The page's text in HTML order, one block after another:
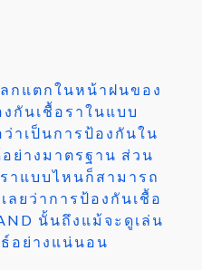
กแตกในหน้าฝนของ
กันเชื้อราในแบบ
ว่าเป็นการป้องกันใน
ย่างมาตรฐาน ส่วน
าแบบไหนก็สามารถ
ยว่าการป้องกันเชื้อ
นั้นถึงแม้จะดูเล่น
อย่างแน่นอน